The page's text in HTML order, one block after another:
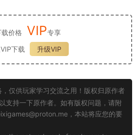
载价格 VIP专享
下载
升级VIP
仅供玩家学习交流之用！版权归原作者
支持一下原作者。如有版权问题，请附
，本站将应您的要